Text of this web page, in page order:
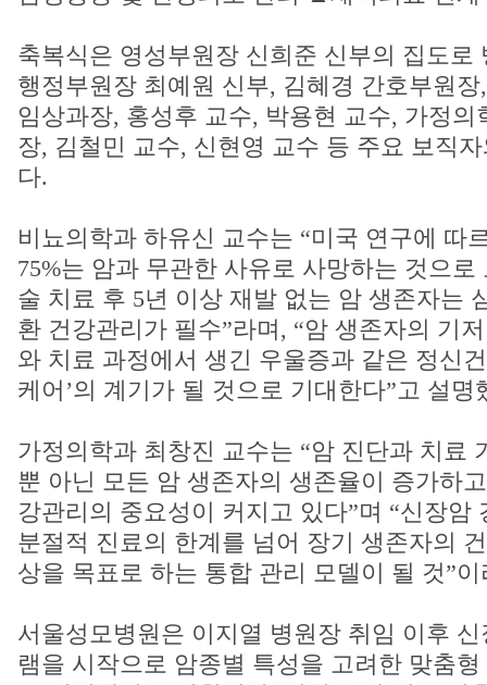
축복식은 영성부원장 신희준 신부의 집도로
행정부원장 최예원 신부, 김혜경 간호부원
임상과장, 홍성후 교수, 박용현 교수, 가정의
장, 김철민 교수, 신현영 교수 등 주요 보직
다.
비뇨의학과 하유신 교수는 “미국 연구에 따
75%는 암과 무관한 사유로 사망하는 것으
술 치료 후 5년 이상 재발 없는 암 생존자는
환 건강관리가 필수”라며, “암 생존자의 기
와 치료 과정에서 생긴 우울증과 같은 정신
케어’의 계기가 될 것으로 기대한다”고 설명
가정의학과 최창진 교수는 “암 진단과 치료
뿐 아닌 모든 암 생존자의 생존율이 증가하
강관리의 중요성이 커지고 있다”며 “신장암
분절적 진료의 한계를 넘어 장기 생존자의
상을 목표로 하는 통합 관리 모델이 될 것”
서울성모병원은 이지열 병원장 취임 이후
램을 시작으로 암종별 특성을 고려한 맞춤